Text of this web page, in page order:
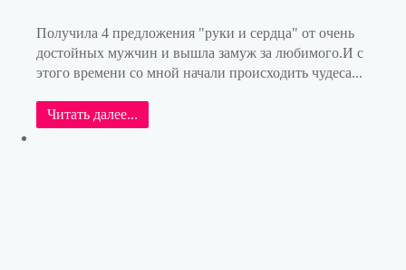
Получила 4 предложения "руки и сердца" от очень
достойных мужчин и вышла замуж за любимого.И с
этого времени со мной начали происходить чудеса...
Читать далее...